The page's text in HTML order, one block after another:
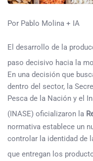
Por Pablo Molina + IA
El desarrollo de la
paso decisivo hacia la
En una decisión que
dentro del sector, la
Pesca de la Nación y el
(INASE) oficializaron la
normativa establece un
controlar la identidad de
que entregan los